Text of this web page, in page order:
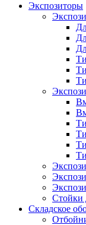
Экспозиторы
Стойки
Складское